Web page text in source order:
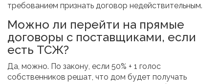
требованием признать договор недействительным.
Можно ли перейти на прямые
договоры с поставщиками, если
есть ТСЖ?
Да, можно. По закону, если 50% + 1 голос
собственников решат, что дом будет получать